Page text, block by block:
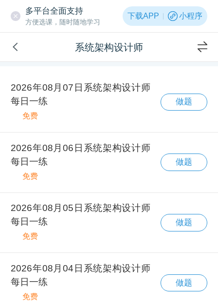
多平台全面支持
方便选课，随时随地学习
下载APP 小程序
系统架构设计师
2026年08月07日系统架构设计师
每日一练
免费
做题
2026年08月06日系统架构设计师
每日一练
免费
做题
2026年08月05日系统架构设计师
每日一练
免费
做题
2026年08月04日系统架构设计师
每日一练
免费
做题